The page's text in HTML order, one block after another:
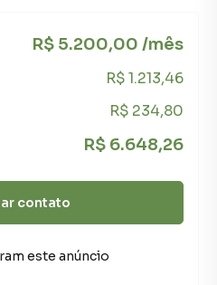
R$ 5.200,00 /mês
R$ 1.213,46
R$ 234,80
R$ 6.648,26
contato
este anúncio